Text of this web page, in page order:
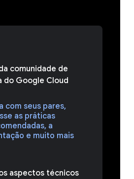
comunidade de
do Google Cloud
com seus pares,
as práticas
a
e muito mais
aspectos técnicos